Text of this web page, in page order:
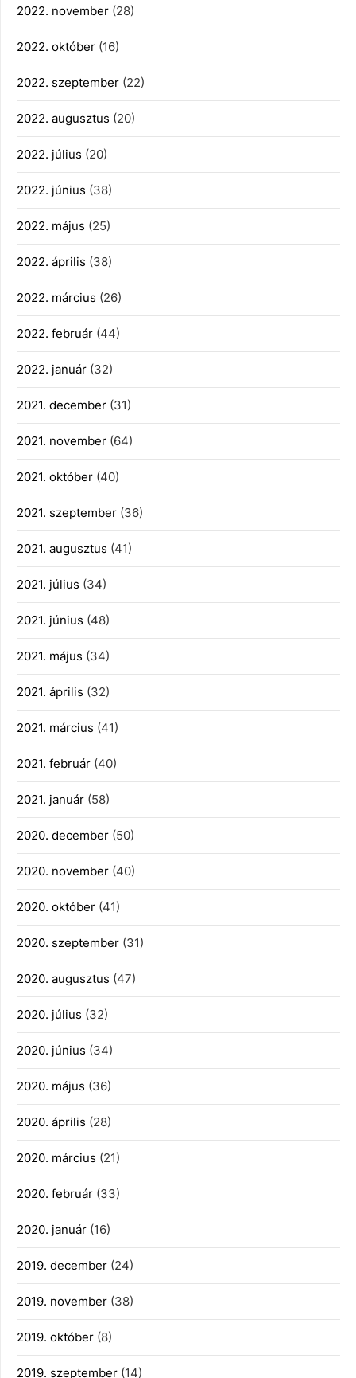
2022. november (28)
2022. október (16)
2022. szeptember (22)
2022. augusztus (20)
2022. július (20)
2022. június (38)
2022. május (25)
2022. április (38)
2022. március (26)
2022. február (44)
2022. január (32)
2021. december (31)
2021. november (64)
2021. október (40)
2021. szeptember (36)
2021. augusztus (41)
2021. július (34)
2021. június (48)
2021. május (34)
2021. április (32)
2021. március (41)
2021. február (40)
2021. január (58)
2020. december (50)
2020. november (40)
2020. október (41)
2020. szeptember (31)
2020. augusztus (47)
2020. július (32)
2020. június (34)
2020. május (36)
2020. április (28)
2020. március (21)
2020. február (33)
2020. január (16)
2019. december (24)
2019. november (38)
2019. október (8)
2019. szeptember (14)